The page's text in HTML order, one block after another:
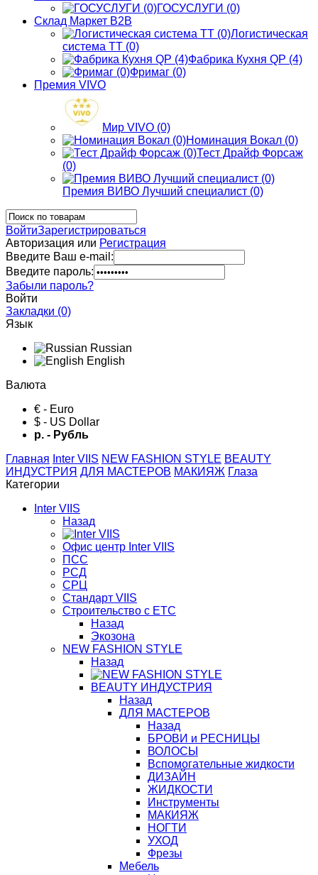
ГОСУСЛУГИ (0)
Склад Маркет В2В
Логистическая
система ТТ (0)
Фабрика Кухня QP (4)
Фримаг (0)
Премия VIVO
Мир VIVO (0)
Номинация Вокал (0)
Тест Драйф Форсаж
(0)
Премия ВИВО Лучший специалист (0)
ВойтиЗарегистрироваться
Авторизация или Регистрация
Введите Ваш e-mail:
Введите пароль:
Забыли пароль?
Войти
Закладки (0)
Язык
Russian
English
Валюта
€ - Euro
$ - US Dollar
р. - Рубль
Главная Inter VIIS NEW FASHION STYLE BЕАUTY
ИНДУСТРИЯ ДЛЯ МАСТЕРОВ МАКИЯЖ Глаза
Категории
Inter VIIS
Назад
Офис центр Inter VIIS
ПСС
РСД
СРЦ
Стандарт VIIS
Строительство с ЕТС
Назад
Экозона
NEW FASHION STYLE
Назад
BЕАUTY ИНДУСТРИЯ
Назад
ДЛЯ МАСТЕРОВ
Назад
БРОВИ и РЕСНИЦЫ
ВОЛОСЫ
Вспомогательные жидкости
ДИЗАЙН
ЖИДКОСТИ
Инструменты
МАКИЯЖ
НОГТИ
УХОД
Фрезы
Мебель